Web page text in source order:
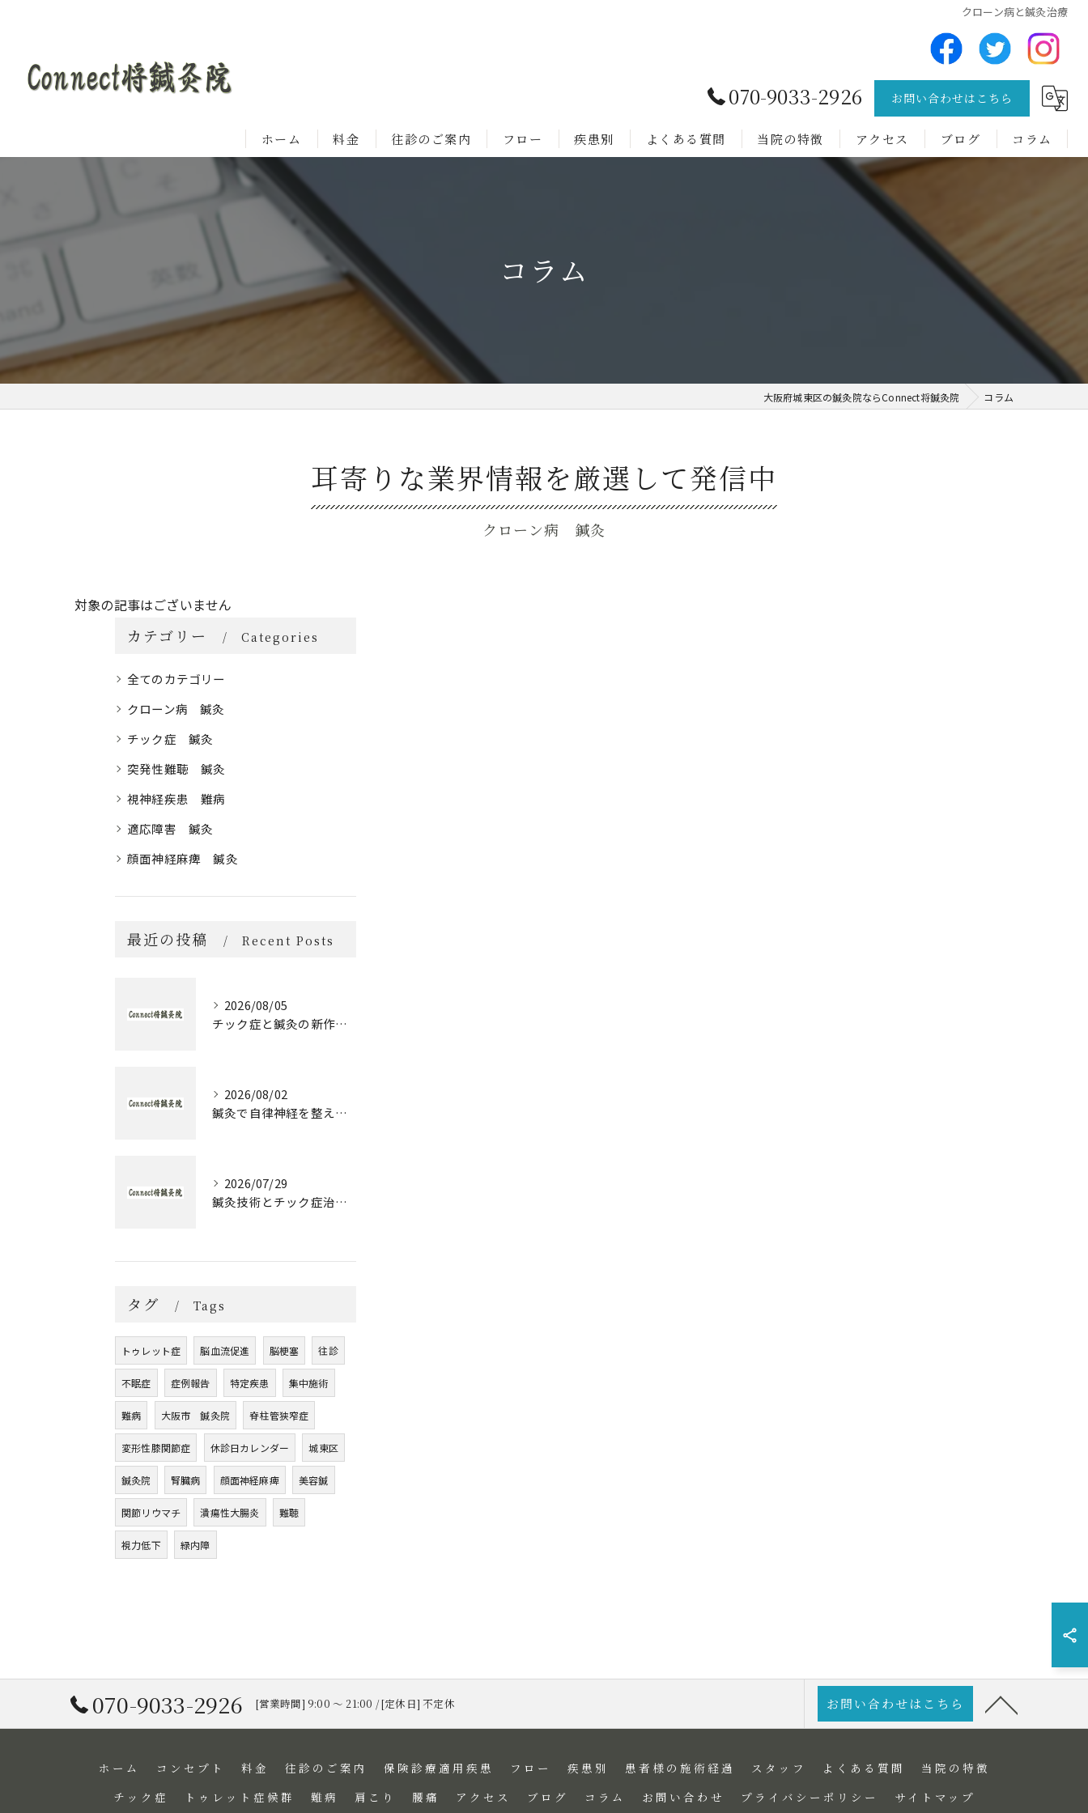
クローン病と鍼灸治療
070-9033-2926 お問い合わせはこちら
ホーム 料金 往診のご案内 フロー 疾患別 よくある質問 当院の特徴 アクセス ブログ コラム
コラム
大阪府城東区の鍼灸院ならConnect将鍼灸院 コラム
耳寄りな業界情報を厳選して発信中
クローン病 鍼灸
対象の記事はございません
カテゴリー Categories
全てのカテゴリー
クローン病 鍼灸
チック症 鍼灸
突発性難聴 鍼灸
視神経疾患 難病
適応障害 鍼灸
顔面神経麻痺 鍼灸
最近の投稿 Recent Posts
2026/08/05
チック症と鍼灸の新作治療体験談とセルフケア実践ガイド
2026/08/02
鍼灸で自律神経を整える発達障害のための実践アプローチ
2026/07/29
鍼灸技術とチック症治療の実際と大阪府大阪市城東区森之宮で選ぶ理由
タグ Tags
トゥレット症 脳血流促進 脳梗塞 往診
不眠症 症例報告 特定疾患 集中施術
難病 大阪市 鍼灸院 脊柱管狭窄症
変形性膝関節症 休診日カレンダー 城東区
鍼灸院 腎臓病 顔面神経麻痺 美容鍼
関節リウマチ 潰瘍性大腸炎 難聴
視力低下 緑内障
070-9033-2926 [営業時間] 9:00 〜 21:00 / [定休日] 不定休 お問い合わせはこちら
ホーム コンセプト 料金 往診のご案内 保険診療適用疾患 フロー 疾患別 患者様の施術経過 スタッフ よくある質問
当院の特徴
チック症
トゥレット症候群 難病 肩こり 腰痛 アクセス ブログ コラム お問い合わせ プライバシーポリシー サイトマップ